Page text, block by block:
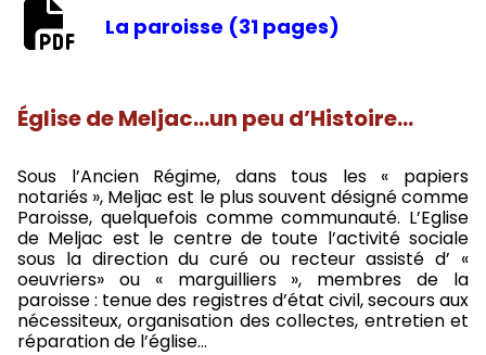
La paroisse (31 pages)
Église de Meljac…un peu d’Histoire…
Sous l’Ancien Régime, dans tous les « papiers
notariés », Meljac est le plus souvent désigné comme
Paroisse, quelquefois comme communauté. L’Eglise
de Meljac est le centre de toute l’activité sociale
sous la direction du curé ou recteur assisté d’ «
oeuvriers» ou « marguilliers », membres de la
paroisse : tenue des registres d’état civil, secours aux
nécessiteux, organisation des collectes, entretien et
réparation de l’église…